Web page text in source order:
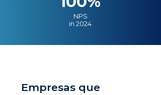
NPS
in 2024
Empresas que